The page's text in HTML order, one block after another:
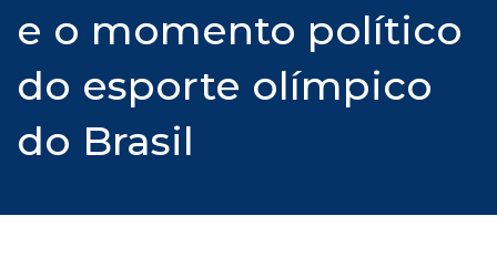
e o momento político
do esporte olímpico
do Brasil